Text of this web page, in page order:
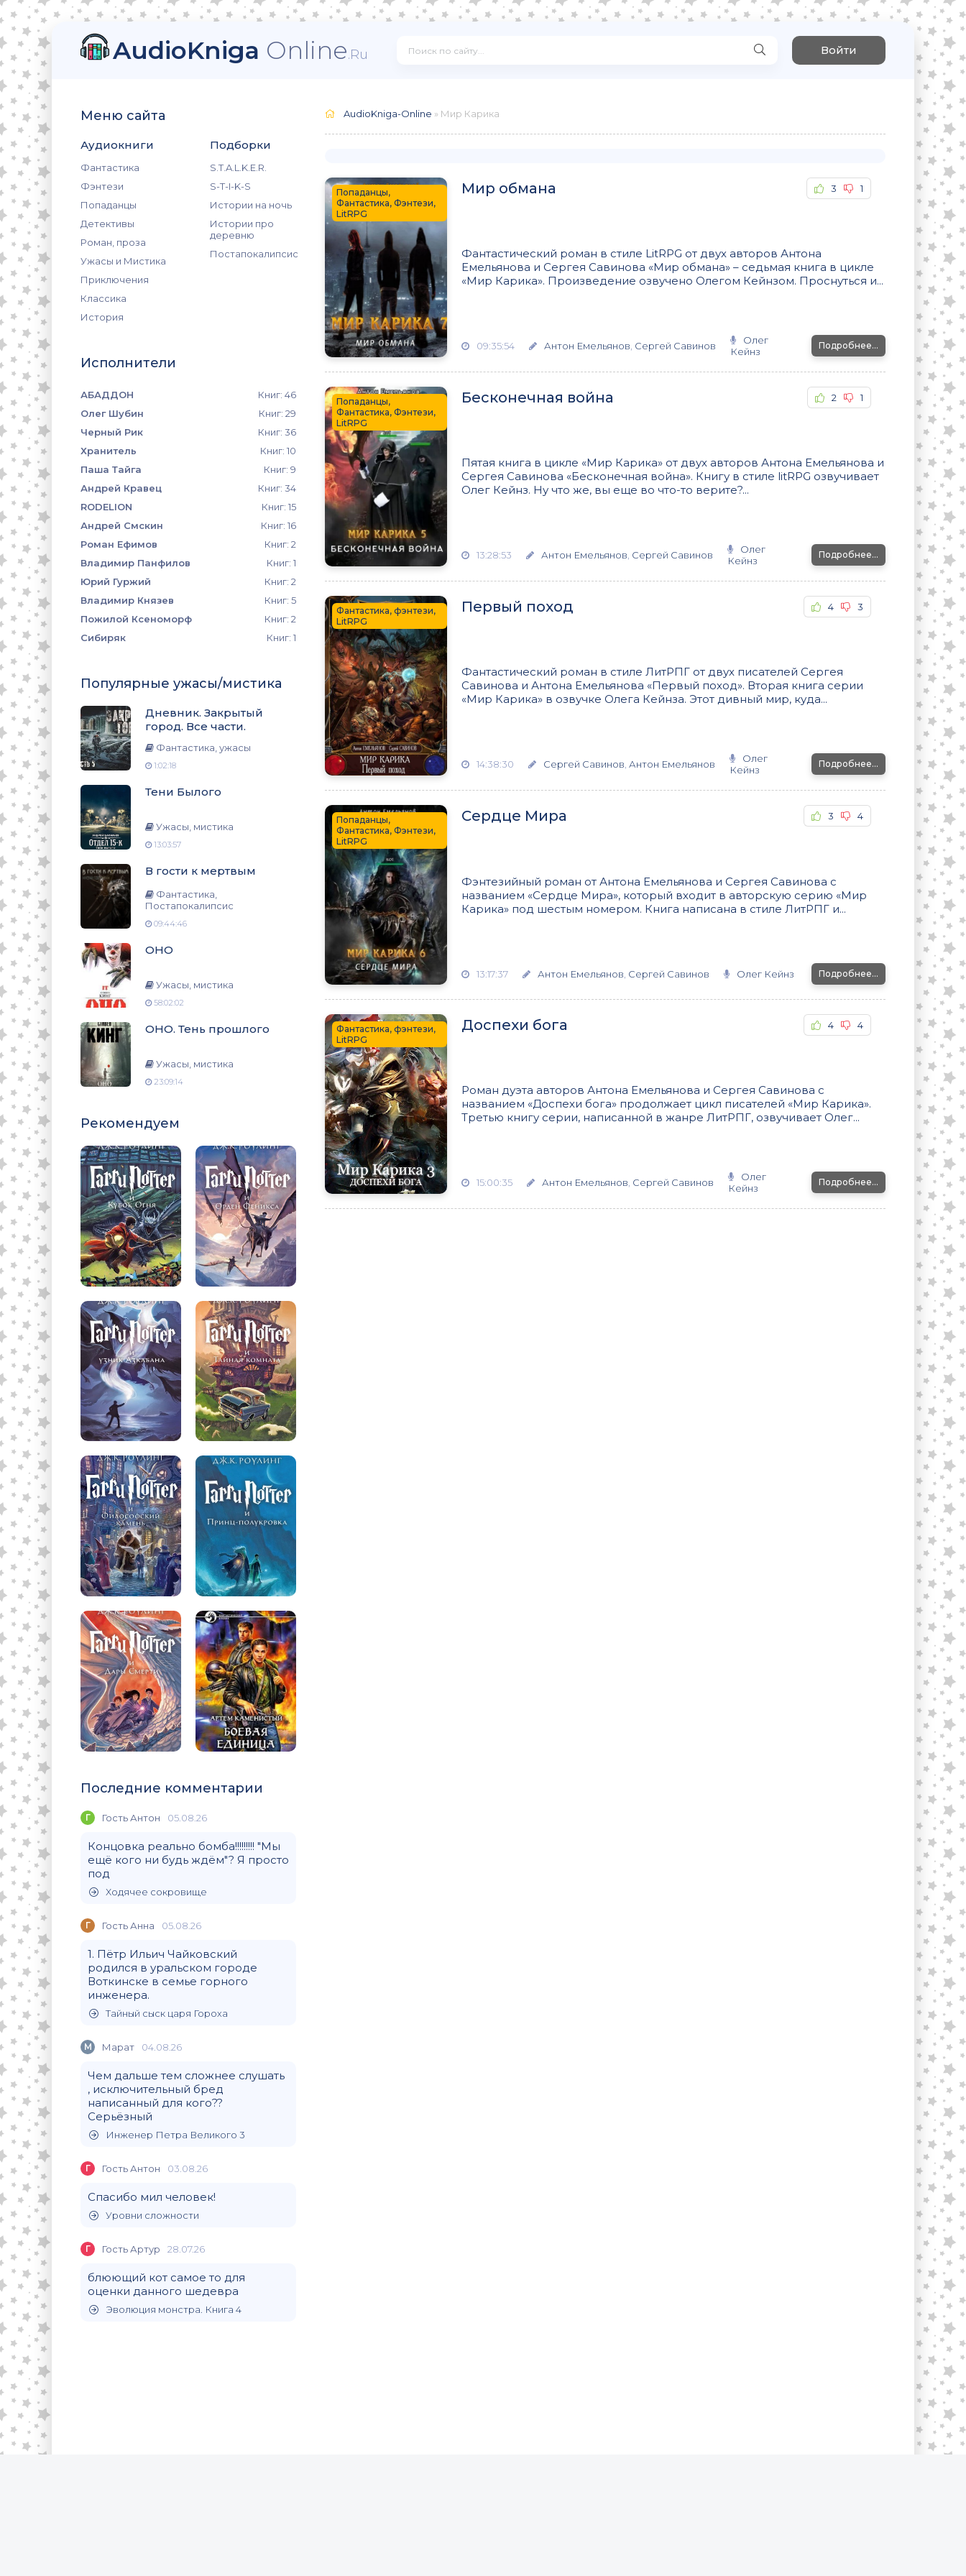
AudioKniga Online.Ru Войти
Меню сайта
Аудиокниги
Фантастика
Фэнтези
Попаданцы
Детективы
Роман, проза
Ужасы и Мистика
Приключения
Классика
История
Подборки
S.T.A.L.K.E.R.
S-T-I-K-S
Истории на ночь
Истории про
деревню
Постапокалипсис
Исполнители
АБАДДОН
Книг: 46
Олег Шубин
Книг: 29
Черный Рик
Книг: 36
Хранитель
Книг: 10
Паша Тайга
Книг: 9
Андрей Кравец
Книг: 34
RODELION
Книг: 15
Андрей Смскин
Книг: 16
Роман Ефимов
Книг: 2
Владимир Панфилов
Книг: 1
Юрий Гуржий
Книг: 2
Владимир Князев
Книг: 5
Пожилой Ксеноморф
Книг: 2
Сибиряк
Книг: 1
Популярные ужасы/мистика
Дневник. Закрытый
город. Все части.
Фантастика, ужасы
1:02:18
Тени Былого
Ужасы, мистика
13:03:57
В гости к мертвым
Фантастика,
Постапокалипсис
09:44:46
ОНО
Ужасы, мистика
58:02:02
ОНО. Тень прошлого
Ужасы, мистика
23:09:14
Рекомендуем
Последние комментарии
Г Гость Антон 05.08.26
Концовка реально бомба!!!!!!!!! "Мы
ещё кого ни будь ждём"? Я просто
под
Ходячее сокровище
Г Гость Анна 05.08.26
1. Пётр Ильич Чайковский
родился в уральском городе
Воткинске в семье горного
инженера.
Тайный сыск царя Гороха
М Марат 04.08.26
Чем дальше тем сложнее слушать
, исключительный бред
написанный для кого??
Серьёзный
Инженер Петра Великого 3
Г Гость Антон 03.08.26
Спасибо мил человек!
Уровни сложности
Г Гость Артур 28.07.26
блюющий кот самое то для
оценки данного шедевра
Эволюция монстра. Книга 4
AudioKniga-Online » Мир Карика
Попаданцы,
Фантастика, Фэнтези,
LitRPG
Мир обмана 3 1
Фантастический роман в стиле LitRPG от двух авторов Антона
Емельянова и Сергея Савинова «Мир обмана» – седьмая книга в цикле
«Мир Карика». Произведение озвучено Олегом Кейнзом. Проснуться и...
09:35:54 Антон Емельянов Сергей Савинов
Олег
Кейнз
Подробнее...
Попаданцы,
Фантастика, Фэнтези,
LitRPG
Бесконечная война 2 1
Пятая книга в цикле «Мир Карика» от двух авторов Антона Емельянова и
Сергея Савинова «Бесконечная война». Книгу в стиле litRPG озвучивает
Олег Кейнз. Ну что же, вы еще во что-то верите?...
13:28:53 Антон Емельянов Сергей Савинов
Олег
Кейнз
Подробнее...
Фантастика, фэнтези,
LitRPG
Первый поход 4 3
Фантастический роман в стиле ЛитРПГ от двух писателей Сергея
Савинова и Антона Емельянова «Первый поход». Вторая книга серии
«Мир Карика» в озвучке Олега Кейнза. Этот дивный мир, куда...
14:38:30 Сергей Савинов Антон Емельянов
Олег
Кейнз
Подробнее...
Попаданцы,
Фантастика, Фэнтези,
LitRPG
Сердце Мира 3 4
Фэнтезийный роман от Антона Емельянова и Сергея Савинова с
названием «Сердце Мира», который входит в авторскую серию «Мир
Карика» под шестым номером. Книга написана в стиле ЛитРПГ и...
13:17:37 Антон Емельянов Сергей Савинов Олег Кейнз Подробнее...
Фантастика, фэнтези,
LitRPG
Доспехи бога 4 4
Роман дуэта авторов Антона Емельянова и Сергея Савинова с
названием «Доспехи бога» продолжает цикл писателей «Мир Карика».
Третью книгу серии, написанной в жанре ЛитРПГ, озвучивает Олег...
15:00:35 Антон Емельянов Сергей Савинов
Олег
Кейнз
Подробнее...